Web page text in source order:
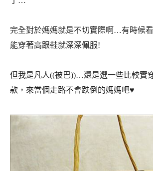
完全對於媽媽就是不切實際啊…有時候
能穿著高跟鞋就深深佩服!
但我是凡人((被巴))…還是選一些比較實
款，來當個走路不會跌倒的媽媽吧♥